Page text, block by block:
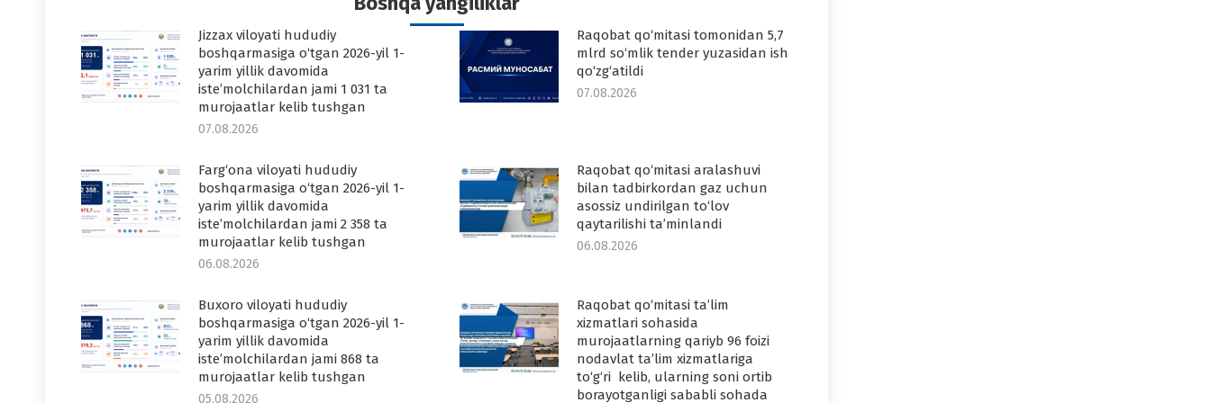
Jizzax viloyati hududiy
boshqarmasiga o‘tgan 2026-yil 1-
yarim yillik davomida
iste’molchilardan jami 1 031 ta
murojaatlar kelib tushgan
07.08.2026
Raqobat qo‘mitasi tomonidan 5,7
mlrd so‘mlik tender yuzasidan ish
qo‘zg‘atildi
07.08.2026
Farg‘ona viloyati hududiy
boshqarmasiga o‘tgan 2026-yil 1-
yarim yillik davomida
iste’molchilardan jami 2 358 ta
murojaatlar kelib tushgan
06.08.2026
Raqobat qo‘mitasi aralashuvi
bilan tadbirkordan gaz uchun
asossiz undirilgan to‘lov
qaytarilishi ta’minlandi
06.08.2026
Buxoro viloyati hududiy
boshqarmasiga o‘tgan 2026-yil 1-
yarim yillik davomida
iste’molchilardan jami 868 ta
murojaatlar kelib tushgan
05.08.2026
Raqobat qo‘mitasi ta’lim
xizmatlari sohasida
murojaatlarning qariyb 96 foizi
nodavlat ta’lim xizmatlariga
to‘g‘ri kelib, ularning soni ortib
borayotganligi sababli sohada